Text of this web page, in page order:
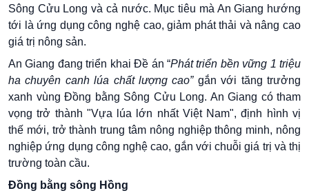
Sông Cửu Long và cả nước. Mục tiêu mà An Giang hướng
tới là ứng dụng công nghệ cao, giảm phát thải và nâng cao
giá trị nông sản.
An Giang đang triển khai Đề án “Pháttriển bền vững 1 triệu
ha chuyên canh lúa chất lượng cao”gắn với tăng trưởng
xanh vùng Đồng bằng Sông Cửu Long. An Giang có tham
vọng trở thành "Vựa lúa lớn nhất Việt Nam", định hình vị
thế mới, trở thành trung tâm nông nghiệp thông minh, nông
nghiệp ứng dụng công nghệ cao, gắn với chuỗi giá trị và thị
trường toàn cầu.
Đồng bằng sông Hồng